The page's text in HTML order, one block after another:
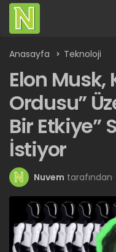
Anasayfa Teknoloji
Elon Musk,
Ordusu”
Bir Etkiye”
İstiyor
Nuvem tarafından